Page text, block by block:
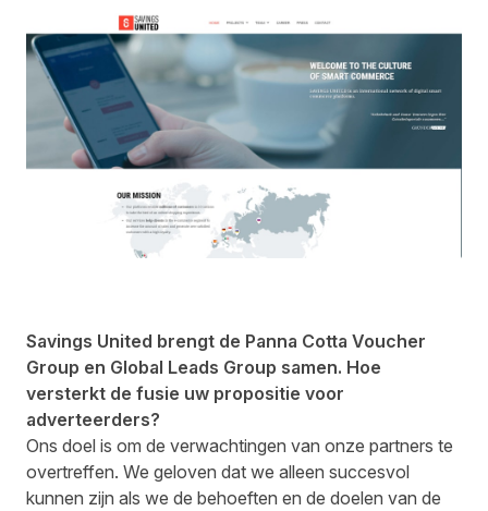
Savings United brengt de Panna Cotta Voucher
Group en Global Leads Group samen. Hoe
versterkt de fusie uw propositie voor
adverteerders?
Ons doel is om de verwachtingen van onze partners te
overtreffen. We geloven dat we alleen succesvol
kunnen zijn als we de behoeften en de doelen van de